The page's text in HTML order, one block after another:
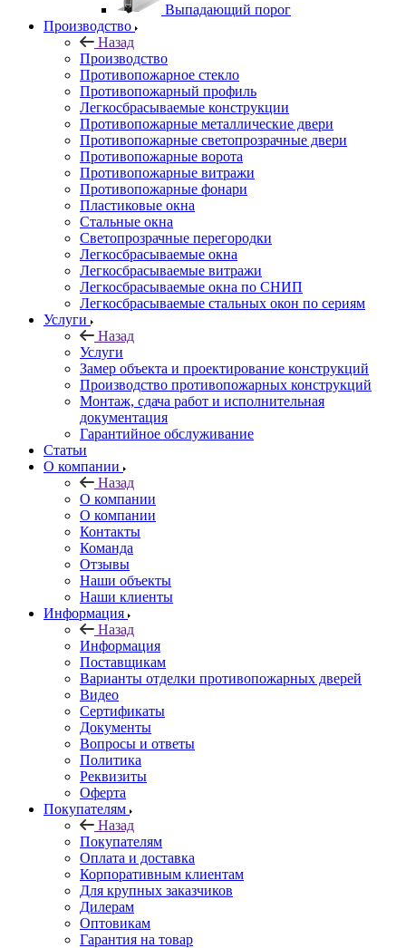
Выпадающий порог
Производство
Назад
Производство
Противопожарное стекло
Противопожарный профиль
Легкосбрасываемые конструкции
Противопожарные металлические двери
Противопожарные светопрозрачные двери
Противопожарные ворота
Противопожарные витражи
Противопожарные фонари
Пластиковые окна
Стальные окна
Светопрозрачные перегородки
Легкосбрасываемые окна
Легкосбрасываемые витражи
Легкосбрасываемые окна по СНИП
Легкосбрасываемые стальных окон по сериям
Услуги
Назад
Услуги
Замер объекта и проектирование конструкций
Производство противопожарных конструкций
Монтаж, сдача работ и исполнительная
документация
Гарантийное обслуживание
Статьи
О компании
Назад
О компании
О компании
Контакты
Команда
Отзывы
Наши объекты
Наши клиенты
Информация
Назад
Информация
Поставщикам
Варианты отделки противопожарных дверей
Видео
Сертификаты
Документы
Вопросы и ответы
Политика
Реквизиты
Оферта
Покупателям
Назад
Покупателям
Оплата и доставка
Корпоративным клиентам
Для крупных заказчиков
Дилерам
Оптовикам
Гарантия на товар